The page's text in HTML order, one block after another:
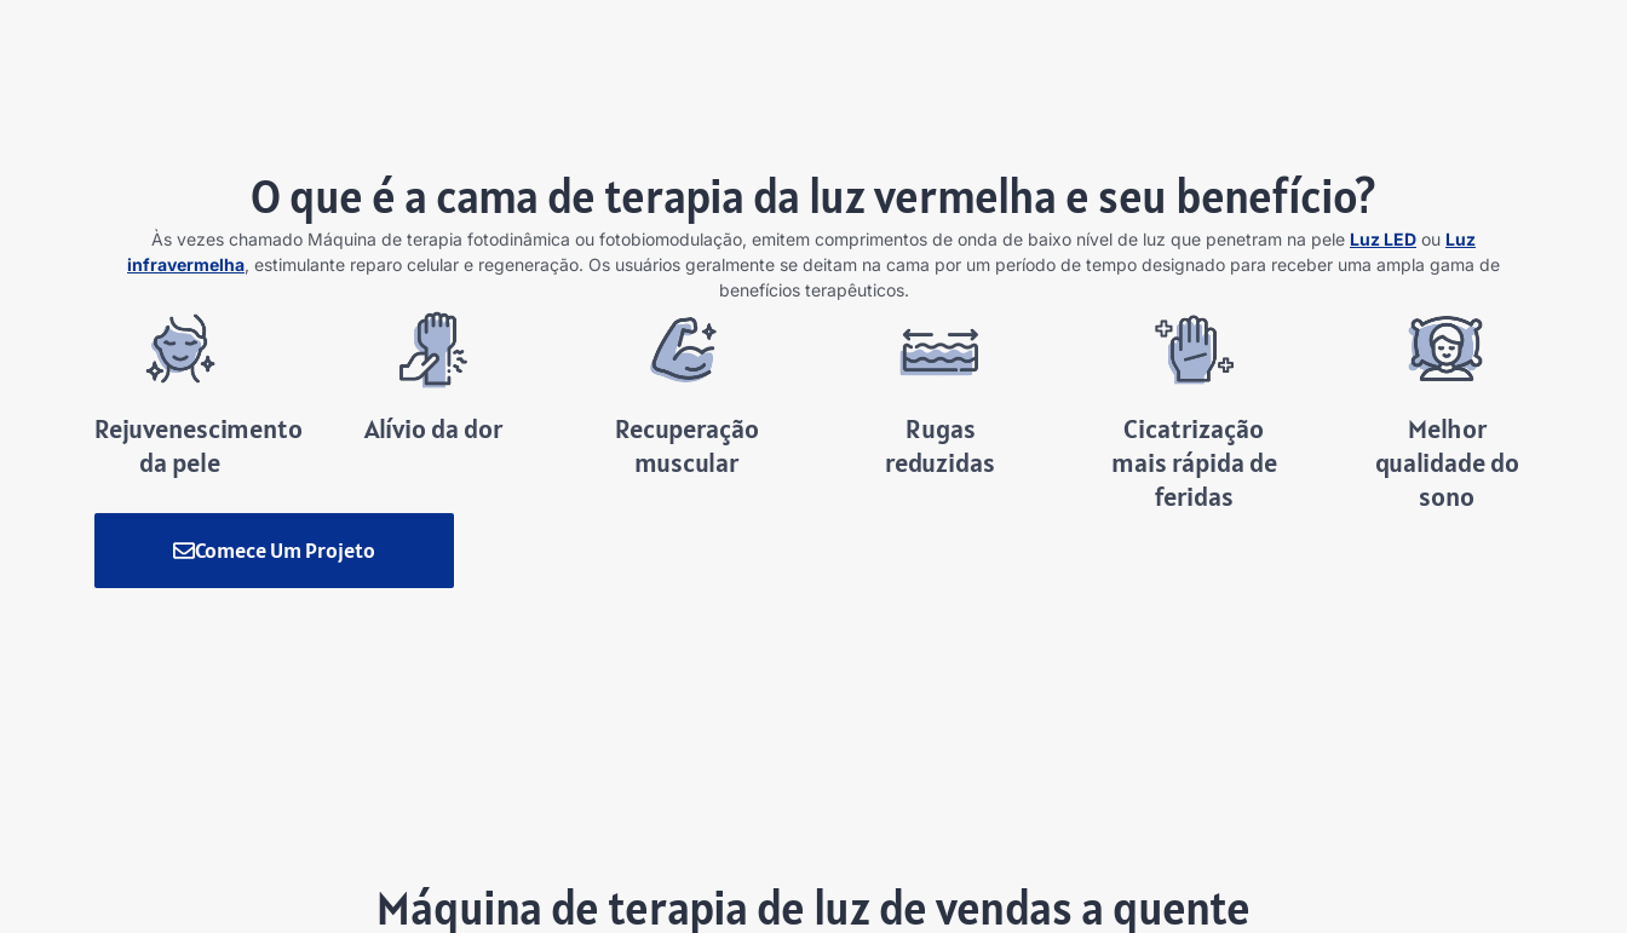
O que é a cama de terapia da luz vermelha e seu benefício?
Às vezes chamado Máquina de terapia fotodinâmica ou fotobiomodulação, emitem comprimentos de onda de baixo nível de luz que penetram na pele Luz LED ou Luz
infravermelha, estimulante reparo celular e regeneração. Os usuários geralmente se deitam na cama por um período de tempo designado para receber uma ampla gama de
benefícios terapêuticos.
Rejuvenescimento
da pele
Alívio da dor
Recuperação
muscular
Rugas
reduzidas
Cicatrização
mais rápida de
feridas
Melhor
qualidade do
sono
Comece Um Projeto
Máquina de terapia de luz de vendas a quente